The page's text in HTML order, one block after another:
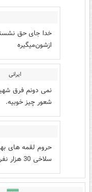
خدا جای حق
ازشون‌میگیره
ایرانی
نمی دونم فرق
شعور چیز خوبیه.
سلاخی 30 هزار نفر رو توجیه کنن که کک کسی نگزه.